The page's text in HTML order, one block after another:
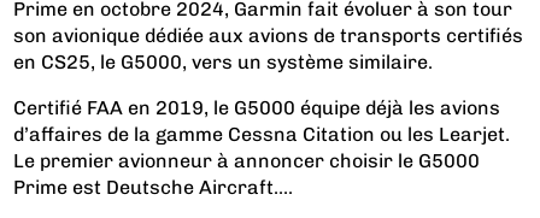
Prime en octobre 2024, Garmin fait évoluer à son tour
son avionique dédiée aux avions de transports certifiés
en CS25, le G5000, vers un système similaire.
Certifié FAA en 2019, le G5000 équipe déjà les avions
d’affaires de la gamme Cessna Citation ou les Learjet.
Le premier avionneur à annoncer choisir le G5000
Prime est Deutsche Aircraft....